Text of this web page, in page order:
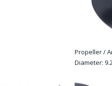
Propeller /
Diameter: